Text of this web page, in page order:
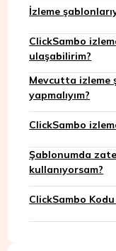
İzleme
ClickSambo
ulaşabilirim?
Mevcutta izleme
yapmalıyım?
ClickSambo
Şablonumda
kullanıyorsam?
ClickSambo Kodu